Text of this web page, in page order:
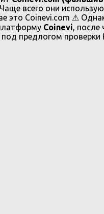
всего они
это Coinevi.com ⚠
Coinevi, после
предлогом проверки